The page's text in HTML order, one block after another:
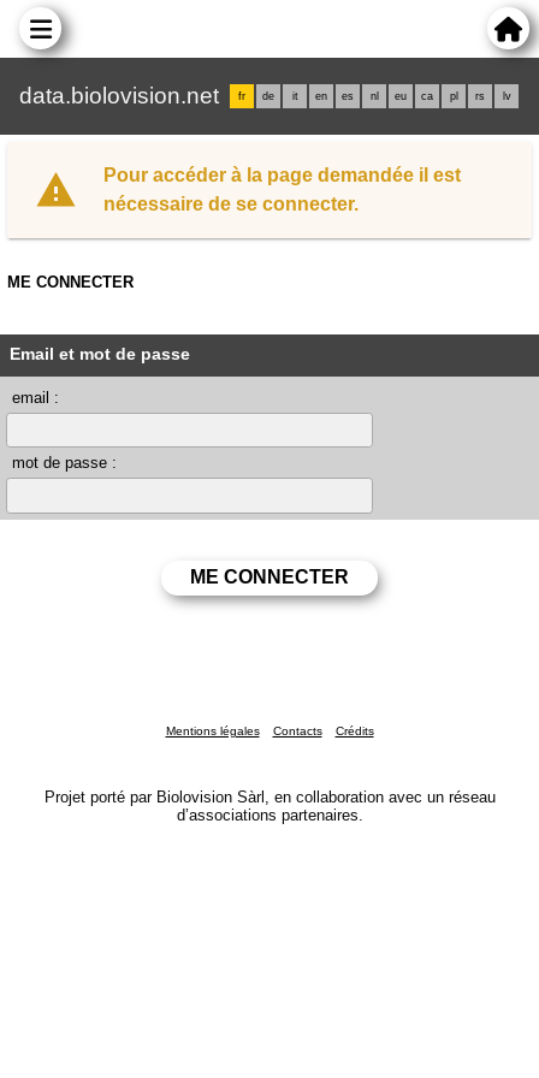
data.biolovision.net fr de it en es nl eu ca pl rs lv
Pour accéder à la page demandée il est
nécessaire de se connecter.
ME CONNECTER
Email et mot de passe
email :
mot de passe :
Mentions légales Contacts Crédits
Projet porté par Biolovision Sàrl, en collaboration avec un réseau
d’associations partenaires.